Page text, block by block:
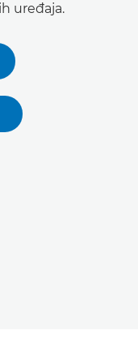
uređaja.